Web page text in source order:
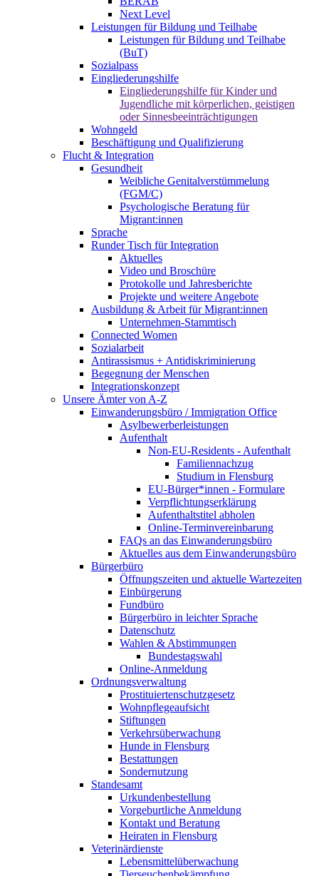
Next Level
Leistungen für Bildung und Teilhabe
Leistungen für Bildung und Teilhabe
(BuT)
Sozialpass
Eingliederungshilfe
Eingliederungshilfe für Kinder und
Jugendliche mit körperlichen, geistigen
oder Sinnesbeeinträchtigungen
Wohngeld
Beschäftigung und Qualifizierung
Flucht & Integration
Gesundheit
Weibliche Genitalverstümmelung
(FGM/C)
Psychologische Beratung für
Migrant:innen
Sprache
Runder Tisch für Integration
Aktuelles
Video und Broschüre
Protokolle und Jahresberichte
Projekte und weitere Angebote
Ausbildung & Arbeit für Migrant:innen
Unternehmen-Stammtisch
Connected Women
Sozialarbeit
Antirassismus + Antidiskriminierung
Begegnung der Menschen
Integrationskonzept
Unsere Ämter von A-Z
Einwanderungsbüro / Immigration Office
Asylbewerberleistungen
Aufenthalt
Non-EU-Residents - Aufenthalt
Familiennachzug
Studium in Flensburg
EU-Bürger*innen - Formulare
Verpflichtungserklärung
Aufenthaltstitel abholen
Online-Terminvereinbarung
FAQs an das Einwanderungsbüro
Aktuelles aus dem Einwanderungsbüro
Bürgerbüro
Öffnungszeiten und aktuelle Wartezeiten
Einbürgerung
Fundbüro
Bürgerbüro in leichter Sprache
Datenschutz
Wahlen & Abstimmungen
Bundestagswahl
Online-Anmeldung
Ordnungsverwaltung
Prostituiertenschutzgesetz
Wohnpflegeaufsicht
Stiftungen
Verkehrsüberwachung
Hunde in Flensburg
Bestattungen
Sondernutzung
Standesamt
Urkundenbestellung
Vorgeburtliche Anmeldung
Kontakt und Beratung
Heiraten in Flensburg
Veterinärdienste
Lebensmittelüberwachung